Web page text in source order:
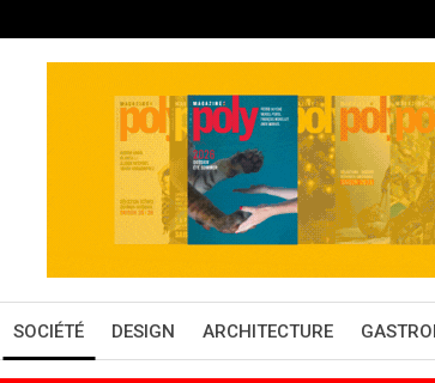
SOCIÉTÉ DESIGN ARCHITECTURE